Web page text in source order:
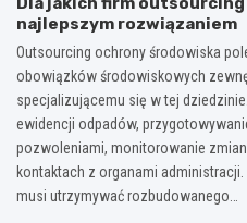
najlepszym rozwiązaniem
Outsourcing ochrony środowiska
obowiązków środowiskowych
specjalizującemu się w tej
ewidencji odpadów,
pozwoleniami, monitorowanie
kontaktach z organami
musi utrzymywać rozbudowanego…